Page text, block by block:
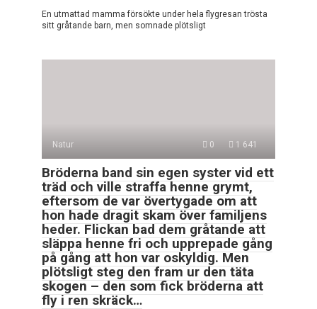
En utmattad mamma försökte under hela flygresan trösta
sitt gråtande barn, men somnade plötsligt
Natur 0 1 641
Bröderna band sin egen syster vid ett
träd och ville straffa henne grymt,
eftersom de var övertygade om att
hon hade dragit skam över familjens
heder. Flickan bad dem gråtande att
släppa henne fri och upprepade gång
på gång att hon var oskyldig. Men
plötsligt steg den fram ur den täta
skogen – den som fick bröderna att
fly i ren skräck…